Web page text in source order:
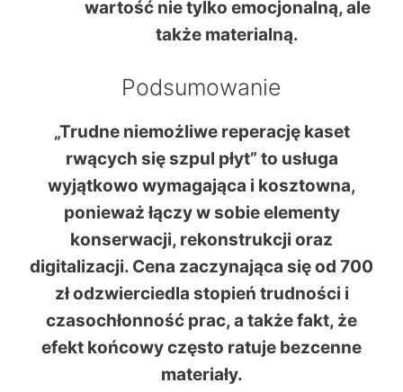
wartość nie tylko emocjonalną, ale
także materialną.
Podsumowanie
„Trudne niemożliwe reperację kaset
rwących się szpul płyt” to usługa
wyjątkowo wymagająca i kosztowna,
ponieważ łączy w sobie elementy
konserwacji, rekonstrukcji oraz
digitalizacji. Cena zaczynająca sięod 700
złodzwierciedla stopień trudności i
czasochłonność prac, a także fakt, że
efekt końcowy często ratuje bezcenne
materiały.